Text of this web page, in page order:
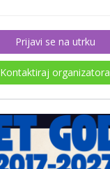
Prijavi se na utrku
Kontaktiraj organizatora